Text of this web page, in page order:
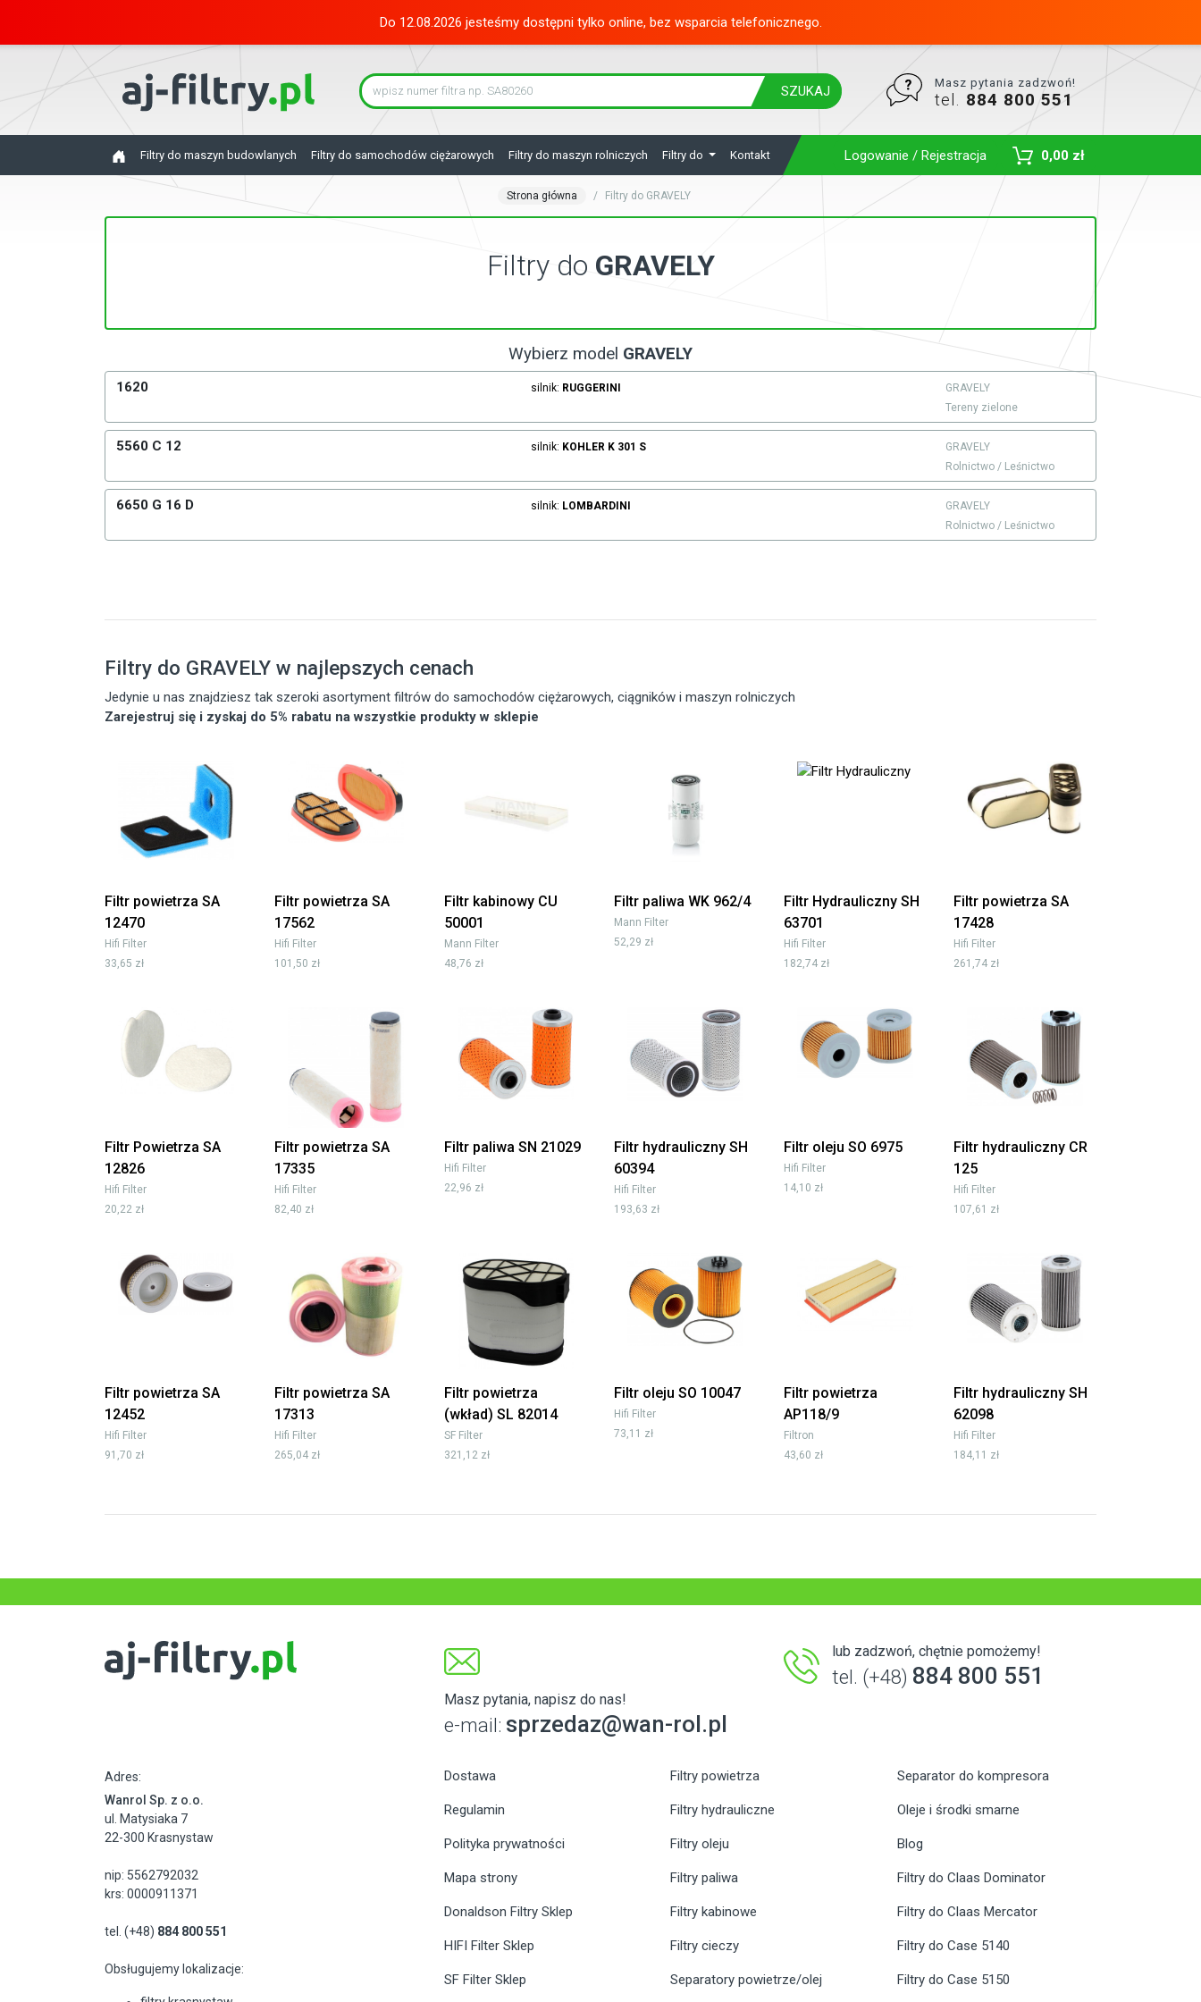
Do 12.08.2026 jesteśmy dostępni tylko online, bez wsparcia telefonicznego.
SZUKAJ
Masz pytania zadzwoń!
tel. 884 800 551
Filtry do maszyn budowlanych Filtry do samochodów ciężarowych Filtry do maszyn rolniczych Filtry do Kontakt Logowanie / Rejestracja 0,00 zł
Strona główna Filtry do GRAVELY
Filtry do GRAVELY
Wybierz model GRAVELY
1620 silnik: RUGGERINI
GRAVELY
Tereny zielone
5560 C 12 silnik: KOHLER K 301 S
GRAVELY
Rolnictwo / Leśnictwo
6650 G 16 D silnik: LOMBARDINI
GRAVELY
Rolnictwo / Leśnictwo
Filtry do GRAVELY w najlepszych cenach
Jedynie u nas znajdziesz tak szeroki asortyment filtrów do samochodów ciężarowych, ciągników i maszyn rolniczych
Zarejestruj się i zyskaj do 5% rabatu na wszystkie produkty w sklepie
Filtr powietrza SA
12470
Hifi Filter
33,65 zł
Filtr powietrza SA
17562
Hifi Filter
101,50 zł
Filtr kabinowy CU
50001
Mann Filter
48,76 zł
Filtr paliwa WK 962/4
Mann Filter
52,29 zł
Filtr Hydrauliczny SH
63701
Hifi Filter
182,74 zł
Filtr powietrza SA
17428
Hifi Filter
261,74 zł
Filtr Powietrza SA
12826
Hifi Filter
20,22 zł
Filtr powietrza SA
17335
Hifi Filter
82,40 zł
Filtr paliwa SN 21029
Hifi Filter
22,96 zł
Filtr hydrauliczny SH
60394
Hifi Filter
193,63 zł
Filtr oleju SO 6975
Hifi Filter
14,10 zł
Filtr hydrauliczny CR
125
Hifi Filter
107,61 zł
Filtr powietrza SA
12452
Hifi Filter
91,70 zł
Filtr powietrza SA
17313
Hifi Filter
265,04 zł
Filtr powietrza
(wkład) SL 82014
SF Filter
321,12 zł
Filtr oleju SO 10047
Hifi Filter
73,11 zł
Filtr powietrza
AP118/9
Filtron
43,60 zł
Filtr hydrauliczny SH
62098
Hifi Filter
184,11 zł
Masz pytania, napisz do nas!
e-mail: sprzedaz@wan-rol.pl
lub zadzwoń, chętnie pomożemy!
tel. (+48) 884 800 551
Adres:
Wanrol Sp. z o.o.
ul. Matysiaka 7
22-300 Krasnystaw
nip: 5562792032
krs: 0000911371
tel. (+48) 884 800 551
Obsługujemy lokalizacje:
Dostawa
Regulamin
Polityka prywatności
Mapa strony
Donaldson Filtry Sklep
HIFI Filter Sklep
SF Filter Sklep
Filtry powietrza
Filtry hydrauliczne
Filtry oleju
Filtry paliwa
Filtry kabinowe
Filtry cieczy
Separatory powietrze/olej
Separator do kompresora
Oleje i środki smarne
Blog
Filtry do Claas Dominator
Filtry do Claas Mercator
Filtry do Case 5140
Filtry do Case 5150